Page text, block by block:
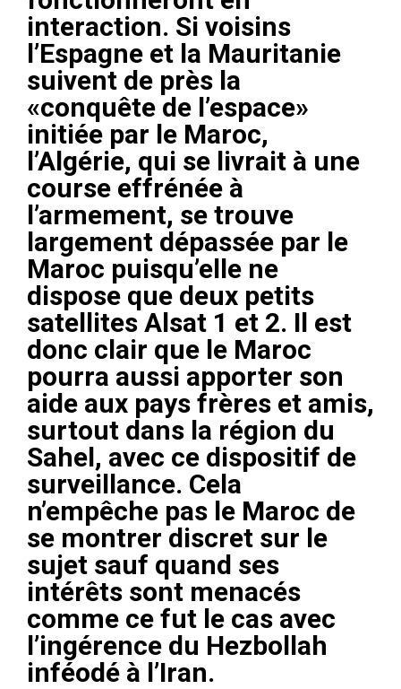
interaction. Si voisins
l’Espagne et la Mauritanie
suivent de près la
«conquête de l’espace»
initiée par le Maroc,
l’Algérie, qui se livrait à une
course effrénée à
l’armement, se trouve
largement dépassée par le
Maroc puisqu’elle ne
dispose que deux petits
satellites Alsat 1 et 2. Il est
donc clair que le Maroc
pourra aussi apporter son
aide aux pays frères et amis,
surtout dans la région du
Sahel, avec ce dispositif de
surveillance. Cela
n’empêche pas le Maroc de
se montrer discret sur le
sujet sauf quand ses
intérêts sont menacés
comme ce fut le cas avec
l’ingérence du Hezbollah
inféodé à l’Iran.